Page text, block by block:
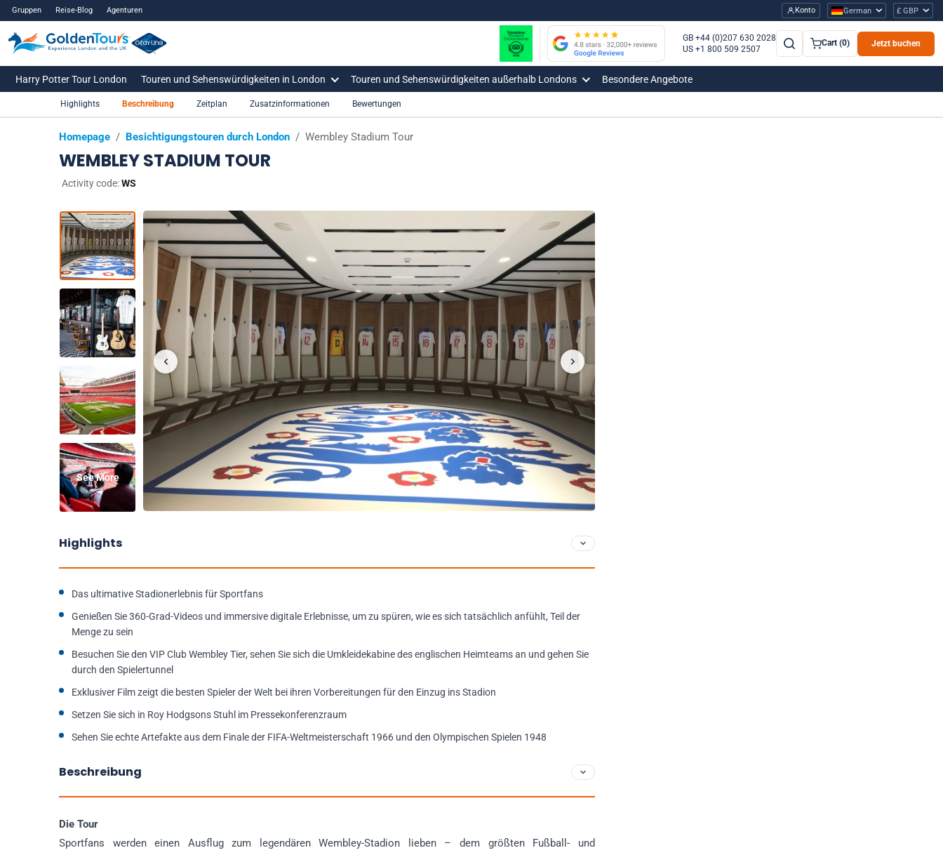
Gruppen Reise-Blog Agenturen Konto German £ GBP
GB +44 (0)207 630 2028
US +1 800 509 2507
Cart (0) Jetzt buchen
Harry Potter Tour London Touren und Sehenswürdigkeiten in London Touren und Sehenswürdigkeiten außerhalb Londons Besondere Angebote
Homepage / Besichtigungstouren durch London / Wembley Stadium Tour
WEMBLEY STADIUM TOUR
Activity code:WS
See More
Highlights Beschreibung Zeitplan Zusatzinformationen Bewertungen
Highlights
Das ultimative Stadionerlebnis für Sportfans
Genießen Sie 360-Grad-Videos und immersive digitale Erlebnisse, um zu spüren, wie es sich tatsächlich anfühlt, Teil der
Menge zu sein
Besuchen Sie den VIP Club Wembley Tier, sehen Sie sich die Umkleidekabine des englischen Heimteams an und gehen Sie
durch den Spielertunnel
Exklusiver Film zeigt die besten Spieler der Welt bei ihren Vorbereitungen für den Einzug ins Stadion
Setzen Sie sich in Roy Hodgsons Stuhl im Pressekonferenzraum
Sehen Sie echte Artefakte aus dem Finale der FIFA-Weltmeisterschaft 1966 und den Olympischen Spielen 1948
Beschreibung
Die Tour
Sportfans werden einen Ausflug zum legendären Wembley-Stadion lieben – dem größten Fußball- und